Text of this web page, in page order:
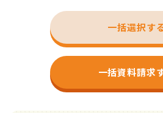
一括選択す
一括資料請求